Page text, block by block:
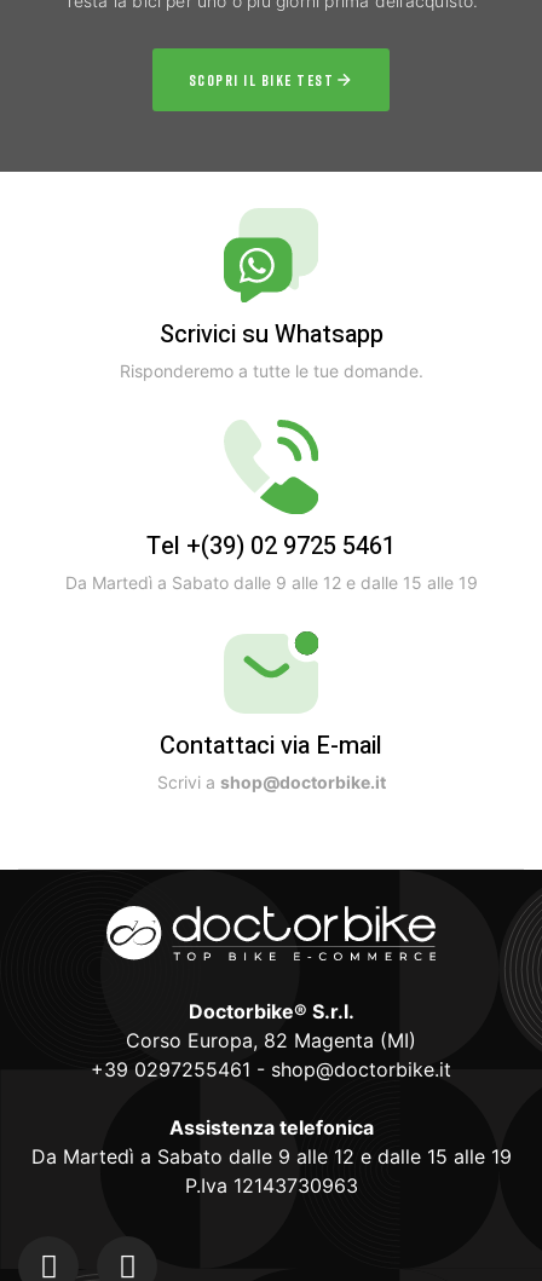
SCOPRI IL BIKE TEST
Scrivici su Whatsapp
Risponderemo a tutte le tue domande.
Tel +(39) 02 9725 5461
Da Martedì a Sabato dalle 9 alle 12 e dalle 15 alle 19
Contattaci via E-mail
Scrivi a shop@doctorbike.it
Doctorbike® S.r.l.
Corso Europa, 82 Magenta (MI)
+39 0297255461 - shop@doctorbike.it
Assistenza telefonica
Da Martedì a Sabato dalle 9 alle 12 e dalle 15 alle 19
P.Iva 12143730963